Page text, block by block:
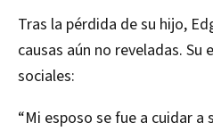
Tras la pérdida de su hijo,
causas aún no reveladas. Su
sociales:
“Mi esposo se fue a cuidar a